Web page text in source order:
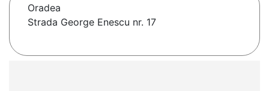
Oradea
Strada George Enescu nr. 17